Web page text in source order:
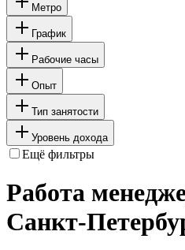
Метро
График
Рабочие часы
Опыт
Тип занятости
Уровень дохода
Ещё фильтры
Работа
Санкт-